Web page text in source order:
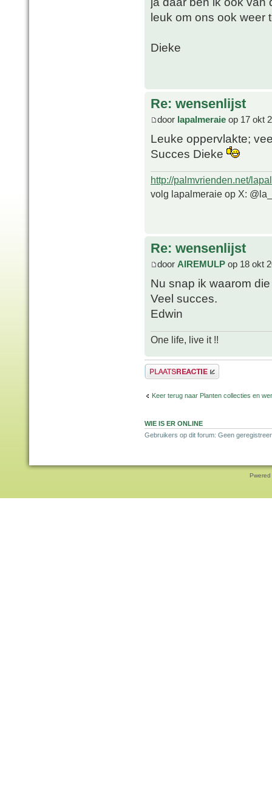
leuk om ons ook weer
Dieke
Re: wensenlijst
door lapalmeraie op 17 okt
Leuke oppervlakte;
Succes Dieke
http://palmvrienden.net/
volg lapalmeraie op X:
Re: wensenlijst
door AIREMULP op 18 okt
Nu snap ik waarom
Veel succes.
Edwin
One life, live it !!
Plaats een reactie
Keer terug naar Planten collecties en
WIE IS ER ONLINE
Gebruikers op dit forum: Geen